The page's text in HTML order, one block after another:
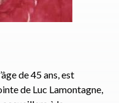
de 45 ans, est
de Luc Lamontagne,